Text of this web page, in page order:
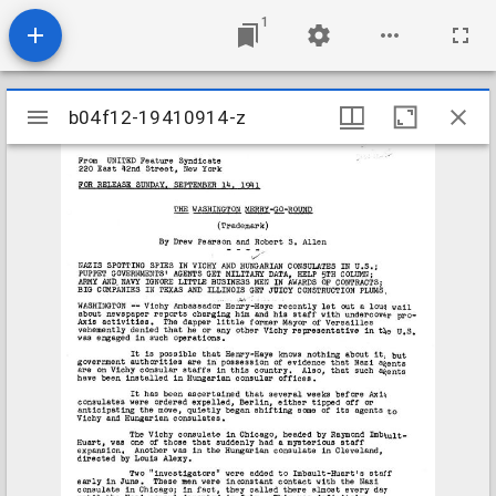
1
Mirador
viewer
b04f12-19410914-z
b04f12-19410914-z